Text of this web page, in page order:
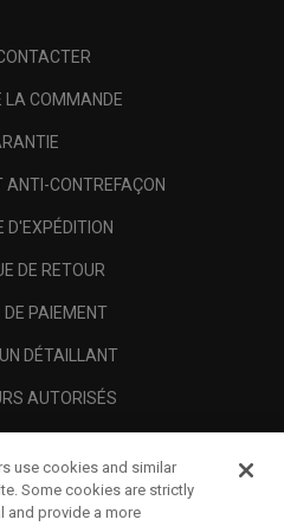
LA COMMANDE
ANTI-CONTREFAÇON
D'EXPÉDITION
DE RETOUR
PAIEMENT
DÉTAILLANT
AUTORISÉS
use cookies and similar
Some cookies are strictly
and provide a more